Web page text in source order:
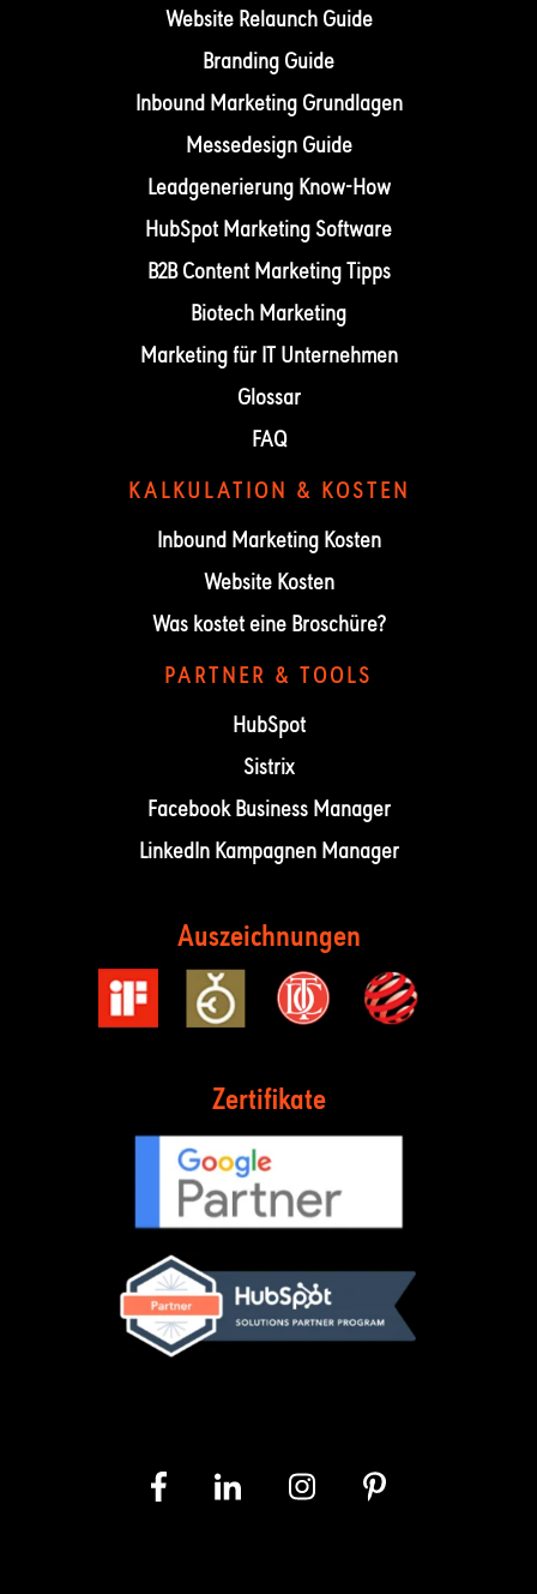
Website Relaunch Guide
Branding Guide
Inbound Marketing Grundlagen
Messedesign Guide
Leadgenerierung Know-How
HubSpot Marketing Software
B2B Content Marketing Tipps
Biotech Marketing
Marketing für IT Unternehmen
Glossar
FAQ
KALKULATION & KOSTEN
Inbound Marketing Kosten
Website Kosten
Was kostet eine Broschüre?
PARTNER & TOOLS
HubSpot
Sistrix
Facebook Business Manager
LinkedIn Kampagnen Manager
Auszeichnungen
Zertifikate